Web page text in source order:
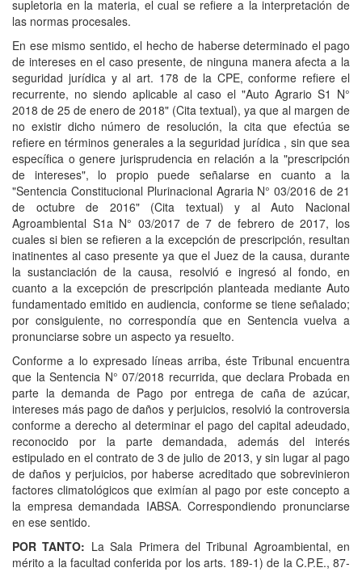
supletoria en la materia, el cual se refiere a la interpretación de
las normas procesales.
En ese mismo sentido, el hecho de haberse determinado el pago
de intereses en el caso presente, de ninguna manera afecta a la
seguridad jurídica y al art. 178 de la CPE, conforme refiere el
recurrente, no siendo aplicable al caso el "Auto Agrario S1 N°
2018 de 25 de enero de 2018" (Cita textual), ya que al margen de
no existir dicho número de resolución, la cita que efectúa se
refiere en términos generales a la seguridad jurídica , sin que sea
específica o genere jurisprudencia en relación a la "prescripción
de intereses", lo propio puede señalarse en cuanto a la
"Sentencia Constitucional Plurinacional Agraria N° 03/2016 de 21
de octubre de 2016" (Cita textual) y al Auto Nacional
Agroambiental S1a N° 03/2017 de 7 de febrero de 2017, los
cuales si bien se refieren a la excepción de prescripción, resultan
inatinentes al caso presente ya que el Juez de la causa, durante
la sustanciación de la causa, resolvió e ingresó al fondo, en
cuanto a la excepción de prescripción planteada mediante Auto
fundamentado emitido en audiencia, conforme se tiene señalado;
por consiguiente, no correspondía que en Sentencia vuelva a
pronunciarse sobre un aspecto ya resuelto.
Conforme a lo expresado líneas arriba, éste Tribunal encuentra
que la Sentencia N° 07/2018 recurrida, que declara Probada en
parte la demanda de Pago por entrega de caña de azúcar,
intereses más pago de daños y perjuicios, resolvió la controversia
conforme a derecho al determinar el pago del capital adeudado,
reconocido por la parte demandada, además del interés
estipulado en el contrato de 3 de julio de 2013, y sin lugar al pago
de daños y perjuicios, por haberse acreditado que sobrevinieron
factores climatológicos que eximían al pago por este concepto a
la empresa demandada IABSA. Correspondiendo pronunciarse
en ese sentido.
POR TANTO: La Sala Primera del Tribunal Agroambiental, en
mérito a la facultad conferida por los arts. 189-1) de la C.P.E., 87-